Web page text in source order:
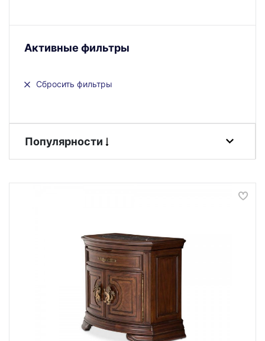
Активные фильтры
Сбросить фильтры
Популярности